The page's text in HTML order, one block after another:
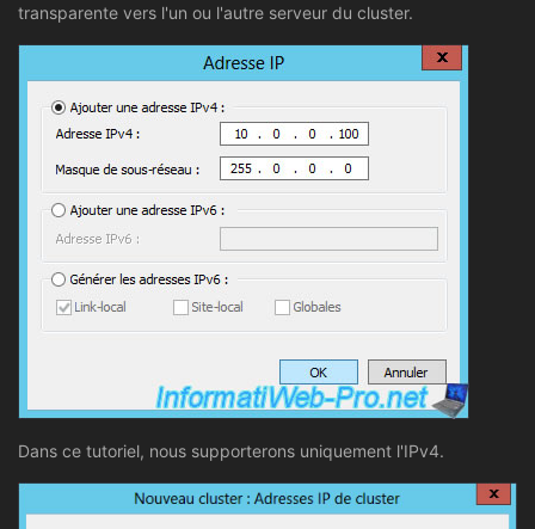
transparente vers l'un ou l'autre serveur du cluster.
Dans ce tutoriel, nous supporterons uniquement l'IPv4.